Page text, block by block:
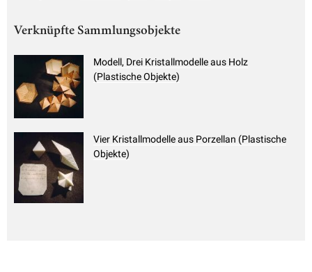
Verknüpfte Sammlungsobjekte
Modell, Drei Kristallmodelle aus Holz
(Plastische Objekte)
Vier Kristallmodelle aus Porzellan (Plastische
Objekte)